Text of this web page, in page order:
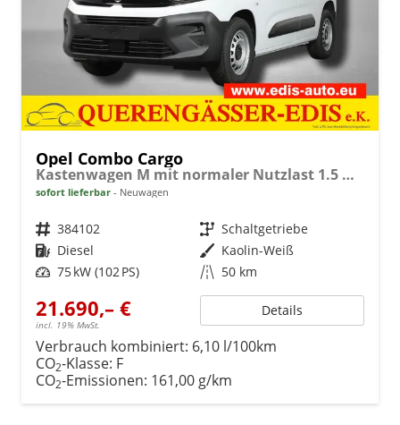
Opel Combo Cargo
Kastenwagen M mit normaler Nutzlast 1.5 Diesel 6-Gang
sofort lieferbar Neuwagen
Fahrzeugnr. 384102 Getriebe Schaltgetriebe
Kraftstoff Diesel Außenfarbe Kaolin-Weiß
Leistung 75 kW (102 PS) Kilometerstand 50 km
21.690,– €
incl. 19% MwSt.
Details
Verbrauch kombiniert: 6,10 l/100km
CO2-Klasse: F
CO2-Emissionen: 161,00 g/km